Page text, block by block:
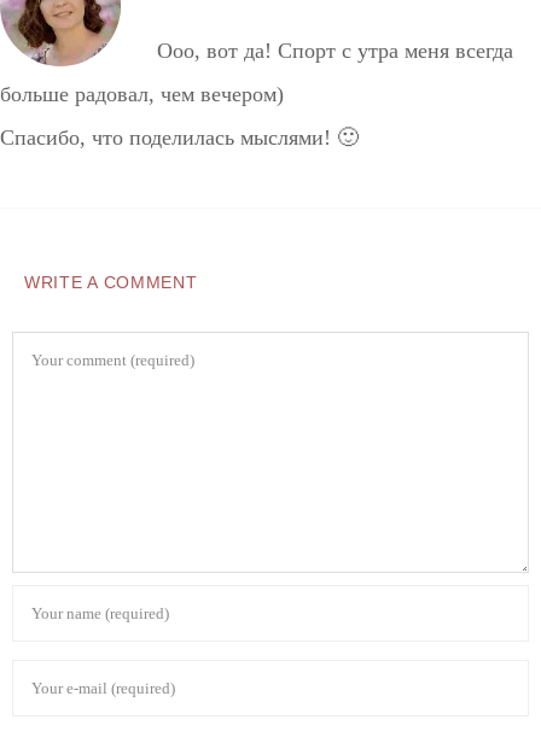
Ооо, вот да! Спорт с утра меня всегда
больше радовал, чем вечером)
Спасибо, что поделилась мыслями! 🙂
WRITE A COMMENT